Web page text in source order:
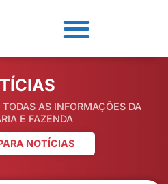
AS INFORMAÇÕES DA
E FAZENDA
NOTÍCIAS